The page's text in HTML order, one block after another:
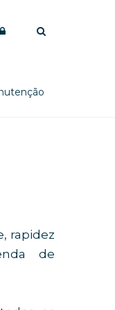
rapidez
de